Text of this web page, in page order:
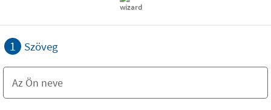
1 Szöveg